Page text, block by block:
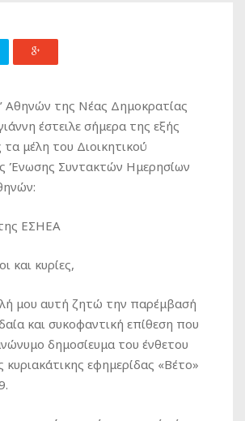
Αθηνών της Νέας Δημοκρατίας
έστειλε σήμερα της εξής
μέλη του Διοικητικού
Ένωσης Συντακτών Ημερησίων
ΕΣΗΕΑ
και κυρίες,
μου αυτή ζητώ την παρέμβασή
και συκοφαντική επίθεση που
δημοσίευμα του ένθετου
κυριακάτικης εφημερίδας «Βέτο»